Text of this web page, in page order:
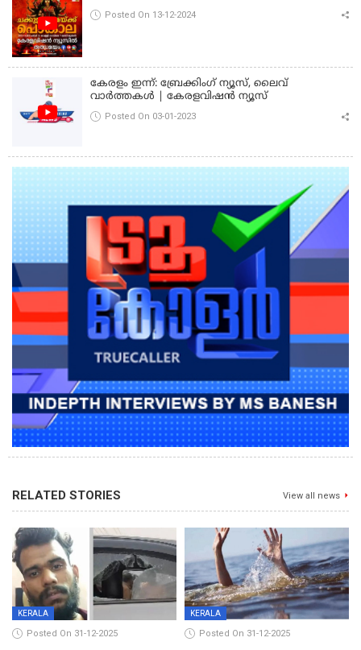
Posted On 13-12-2024
കേരളം ഇന്ന്: ബ്രേക്കിംഗ് ന്യൂസ്, ലൈവ്
വാർത്തകൾ | കേരളവിഷൻ ന്യൂസ്
Posted On 03-01-2023
RELATED STORIES View all news
KERALA
Posted On 31-12-2025
KERALA
Posted On 31-12-2025